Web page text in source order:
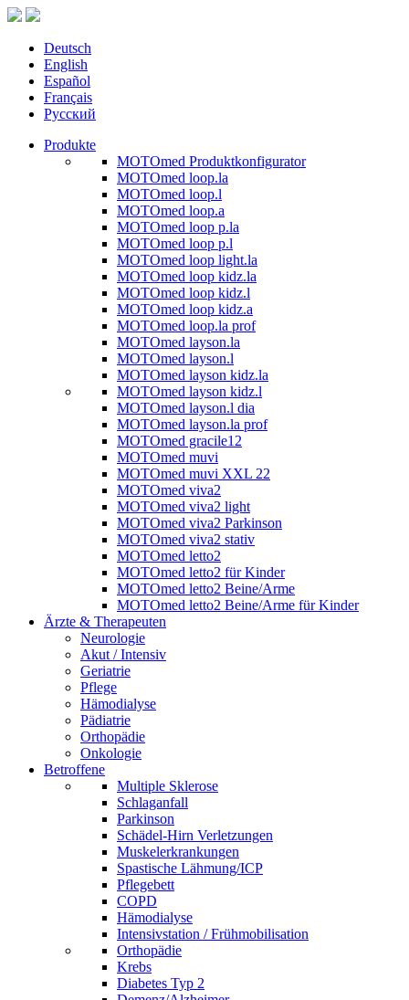
Deutsch
English
Español
Français
Русский
Produkte
MOTOmed Produktkonfigurator
MOTOmed loop.la
MOTOmed loop.l
MOTOmed loop.a
MOTOmed loop p.la
MOTOmed loop p.l
MOTOmed loop light.la
MOTOmed loop kidz.la
MOTOmed loop kidz.l
MOTOmed loop kidz.a
MOTOmed loop.la prof
MOTOmed layson.la
MOTOmed layson.l
MOTOmed layson kidz.la
MOTOmed layson kidz.l
MOTOmed layson.l dia
MOTOmed layson.la prof
MOTOmed gracile12
MOTOmed muvi
MOTOmed muvi XXL 22
MOTOmed viva2
MOTOmed viva2 light
MOTOmed viva2 Parkinson
MOTOmed viva2 stativ
MOTOmed letto2
MOTOmed letto2 für Kinder
MOTOmed letto2 Beine/Arme
MOTOmed letto2 Beine/Arme für Kinder
Ärzte & Therapeuten
Neurologie
Akut / Intensiv
Geriatrie
Pflege
Hämodialyse
Pädiatrie
Orthopädie
Onkologie
Betroffene
Multiple Sklerose
Schlaganfall
Parkinson
Schädel-Hirn Verletzungen
Muskelerkrankungen
Spastische Lähmung/ICP
Pflegebett
COPD
Hämodialyse
Intensivstation / Frühmobilisation
Orthopädie
Krebs
Diabetes Typ 2